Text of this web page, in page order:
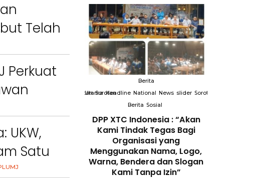
Telah
Perkuat
UKW,
Satu
National Sorotan Sorotan
DPP XTC
dengan
Peran
dalam Menjaga
Berita
Utama Headline National News slider Sorotan
Berita Sosial
DPP XTC Indonesia : “Akan
Kami Tindak Tegas Bagi
Organisasi yang
Menggunakan Nama, Logo,
Warna, Bendera dan Slogan
Kami Tanpa Izin”